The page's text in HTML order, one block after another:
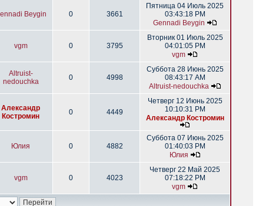
Beygin 0 3661
Пятница 04 Июль 2025
03:43:18 PM
Gennadi Beygin
vgm 0 3795
Вторник 01 Июль 2025
04:01:05 PM
vgm
Altruist-
nedouchka
0 4998
Суббота 28 Июнь 2025
08:43:17 AM
Altruist-nedouchka
Александр
Костромин
0 4449
Четверг 12 Июнь 2025
10:10:31 PM
Александр Костромин
Юлия 0 4882
Суббота 07 Июнь 2025
01:40:03 PM
Юлия
vgm 0 4023
Четверг 22 Май 2025
07:18:22 PM
vgm